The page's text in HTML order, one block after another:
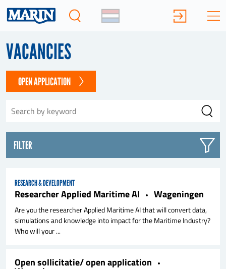
VACANCIES
OPEN APPLICATION
FILTER
RESEARCH & DEVELOPMENT
Researcher Applied Maritime AI Wageningen
Are you the researcher Applied Maritime AI that will convert data,
simulations and knowledge into impact for the Maritime Industry?
Who will your ...
Open sollicitatie/ open application